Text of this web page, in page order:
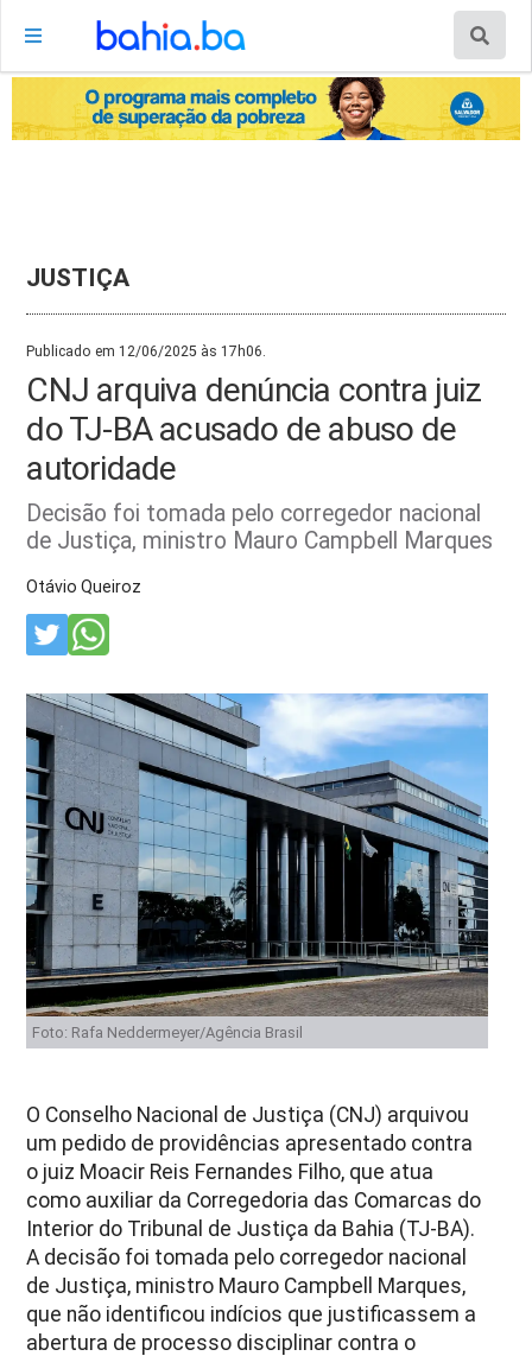
JUSTIÇA
Publicado em 12/06/2025 às 17h06.
CNJ arquiva denúncia contra juiz
do TJ-BA acusado de abuso de
autoridade
Decisão foi tomada pelo corregedor nacional
de Justiça, ministro Mauro Campbell Marques
Otávio Queiroz
Foto: Rafa Neddermeyer/Agência Brasil
O Conselho Nacional de Justiça (CNJ) arquivou
um pedido de providências apresentado contra
o juiz Moacir Reis Fernandes Filho, que atua
como auxiliar da Corregedoria das Comarcas do
Interior do Tribunal de Justiça da Bahia (TJ-BA).
A decisão foi tomada pelo corregedor nacional
de Justiça, ministro Mauro Campbell Marques,
que não identificou indícios que justificassem a
abertura de processo disciplinar contra o